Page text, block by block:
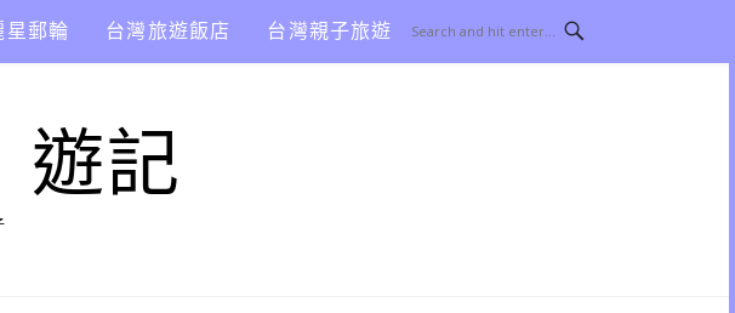
星郵輪 台灣旅遊飯店 台灣親子旅遊
遊記